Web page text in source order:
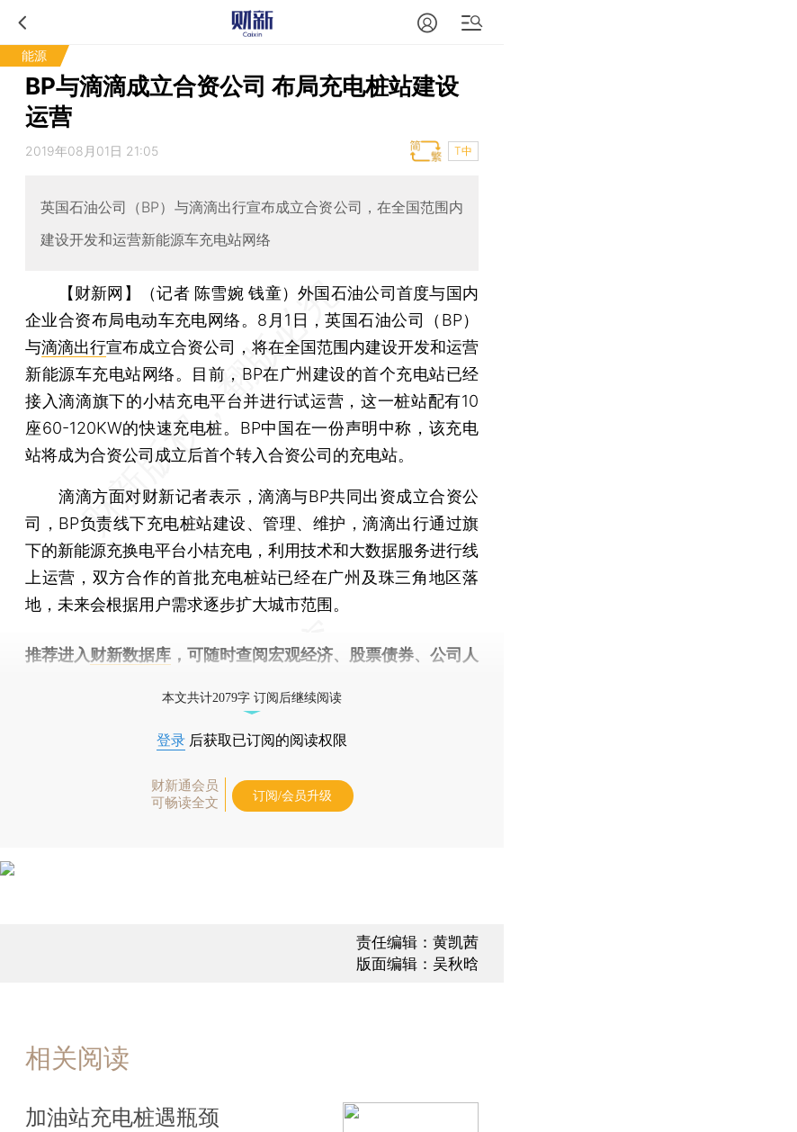
能源
BP与滴滴成立合资公司 布局充电桩站建设
运营
2019年08月01日 21:05 T中
英国石油公司（BP）与滴滴出行宣布成立合资公司，在全国范围内
建设开发和运营新能源车充电站网络
【财新网】（记者 陈雪婉 钱童）外国石油公司首度与国内
企业合资布局电动车充电网络。8月1日，英国石油公司（BP）
与滴滴出行宣布成立合资公司，将在全国范围内建设开发和运营
新能源车充电站网络。目前，BP在广州建设的首个充电站已经
接入滴滴旗下的小桔充电平台并进行试运营，这一桩站配有10
座60-120KW的快速充电桩。BP中国在一份声明中称，该充电
站将成为合资公司成立后首个转入合资公司的充电站。
滴滴方面对财新记者表示，滴滴与BP共同出资成立合资公
司，BP负责线下充电桩站建设、管理、维护，滴滴出行通过旗
下的新能源充换电平台小桔充电，利用技术和大数据服务进行线
上运营，双方合作的首批充电桩站已经在广州及珠三角地区落
地，未来会根据用户需求逐步扩大城市范围。
推荐进入财新数据库 ，可随时查阅宏观经济、股票债券、公司人
本文共计2079字 订阅后继续阅读
登录 后获取已订阅的阅读权限
财新通会员
可畅读全文
订阅/会员升级
责任编辑：黄凯茜
版面编辑：吴秋晗
相关阅读
加油站充电桩遇瓶颈